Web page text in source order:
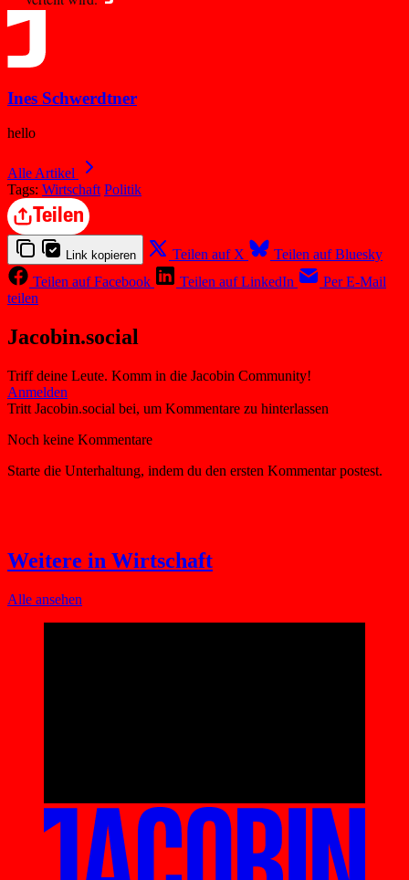
Ines Schwerdtner
hello
Alle Artikel
Tags: Wirtschaft Politik
Teilen
Link kopieren Teilen auf X
Teilen auf Bluesky
Teilen auf Facebook
Teilen auf LinkedIn
Per E-Mail
teilen
Jacobin.social
Triff deine Leute. Komm in die Jacobin Community!
Weitere in Wirtschaft
Alle ansehen